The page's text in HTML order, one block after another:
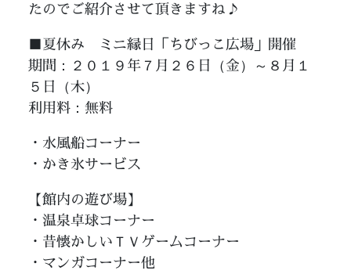
たのでご紹介させて頂きますね♪
■夏休み ミニ縁日「ちびっこ広場」開催
期間：２０１９年７月２６日（金）～８月１
５日（木）
利用料：無料
・水風船コーナー
・かき氷サービス
【館内の遊び場】
・温泉卓球コーナー
・昔懐かしいＴＶゲームコーナー
・マンガコーナー他